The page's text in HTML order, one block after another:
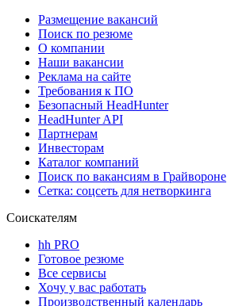
Размещение вакансий
Поиск по резюме
О компании
Наши вакансии
Реклама на сайте
Требования к ПО
Безопасный HeadHunter
HeadHunter API
Партнерам
Инвесторам
Каталог компаний
Поиск по вакансиям в Грайвороне
Сетка: соцсеть для нетворкинга
Соискателям
hh PRO
Готовое резюме
Все сервисы
Хочу у вас работать
Производственный календарь